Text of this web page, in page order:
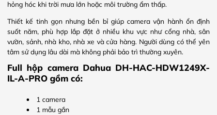
hỏng hóc khi trời mưa lớn hoặc môi trường ẩm thấp.
Thiết kế tinh gọn nhưng bền bỉ giúp camera vận hành ổn định
suốt năm, phù hợp lắp đặt ở nhiều khu vực như cổng nhà, sân
vườn, sảnh, nhà kho, nhà xe và cửa hàng. Người dùng có thể yên
tâm sử dụng lâu dài mà không phải bảo trì thường xuyên.
Full hộp camera Dahua DH-HAC-HDW1249X-
IL-A-PRO gồm có:
1 camera
1 mẫu gắn